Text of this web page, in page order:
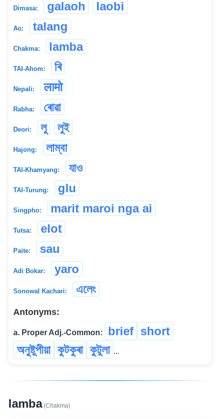
Dimasa: galaoh laobi
Ao: talang
Chakma: lamba
TAI-Ahom: ৰি
Nepali: लामो
Rabha: ৰোৱা
Deori: লু লুই
Hajong: লাম্বা
TAI-Khamyang: যাও
TAI-Turung: glu
Singpho: marit maroi nga ai
Tutsa: elot
Paite: sau
Adi Bokar: yaro
Sonowal Kachari: এলেং
Antonyms:
a. Proper Adj.-Common: brief short
অনুষ্টুপীয়া কুটকুৰা কুটুলা ...
lamba(Chakma)